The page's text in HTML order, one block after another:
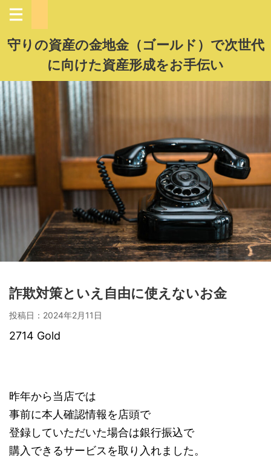
守りの資産の金地金（ゴールド）で次世代
に向けた資産形成をお手伝い
詐欺対策といえ自由に使えないお金
投稿日： 2024年2月11日
2714 Gold
昨年から当店では
事前に本人確認情報を店頭で
登録していただいた場合は銀行振込で
購入できるサービスを取り入れました。